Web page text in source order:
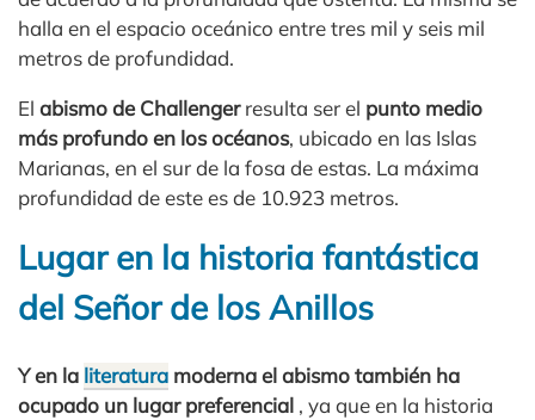
halla en el espacio oceánico entre tres mil y seis mil
metros de profundidad.
El abismo de Challengerresulta ser el punto medio
más profundo en los océanos, ubicado en las Islas
Marianas, en el sur de la fosa de estas. La máxima
profundidad de este es de 10.923 metros.
Lugar en la historia fantástica
del Señor de los Anillos
Y en la literatura moderna el abismo también ha
ocupado un lugar preferencial , ya que en la historia